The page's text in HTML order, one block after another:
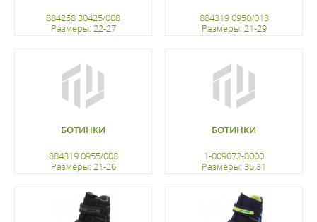
884258 30425/008
Размеры: 22-27
884319 0950/013
Размеры: 21-29
БОТИНКИ
884319 0955/008
Размеры: 21-26
БОТИНКИ
1-009072-8000
Размеры: 35,31